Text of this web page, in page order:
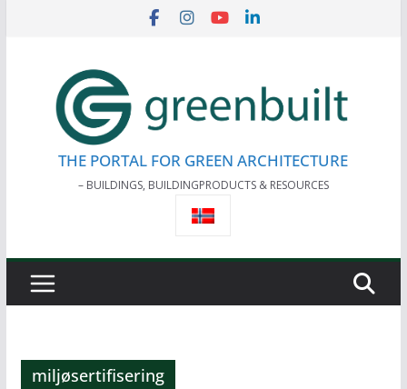
THE PORTAL FOR GREEN ARCHITECTURE
– BUILDINGS, BUILDINGPRODUCTS & RESOURCES
miljøsertifisering